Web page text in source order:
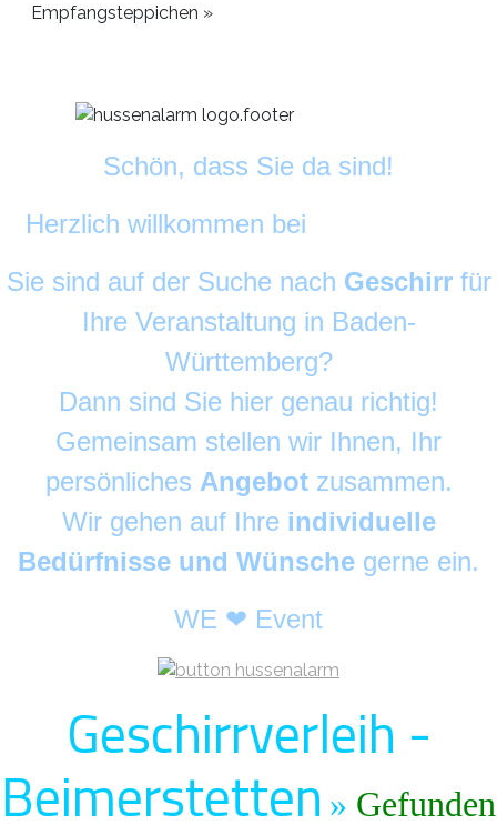
Empfangsteppichen »
Schön, dass Sie da sind!
Herzlich willkommen bei
Sie sind auf der Suche nach Geschirr für
Ihre Veranstaltung in Baden-
Württemberg?
Dann sind Sie hier genau richtig!
Gemeinsam stellen wir Ihnen, Ihr
persönliches Angebot zusammen.
Wir gehen auf Ihre individuelle
Bedürfnisse und Wünsche gerne ein.
WE ❤ Event
Geschirrverleih -
Beimerstetten » Gefunden